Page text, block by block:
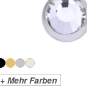
+ Mehr Farben